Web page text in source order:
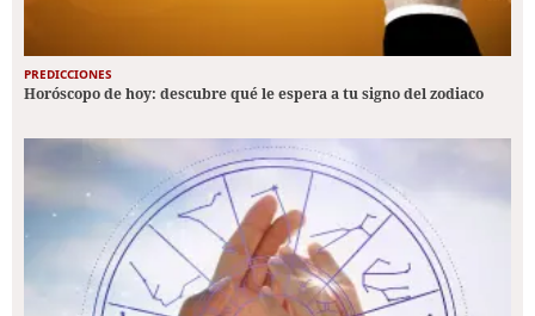
PREDICCIONES
Horóscopo de hoy: descubre qué le espera a tu signo del zodiaco